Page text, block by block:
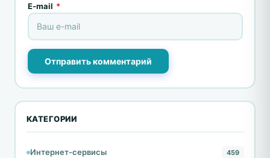
E-mail *
Отправить комментарий
КАТЕГОРИИ
Интернет-сервисы 459